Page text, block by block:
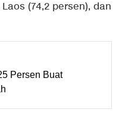
(74,2 persen), dan
Persen Buat